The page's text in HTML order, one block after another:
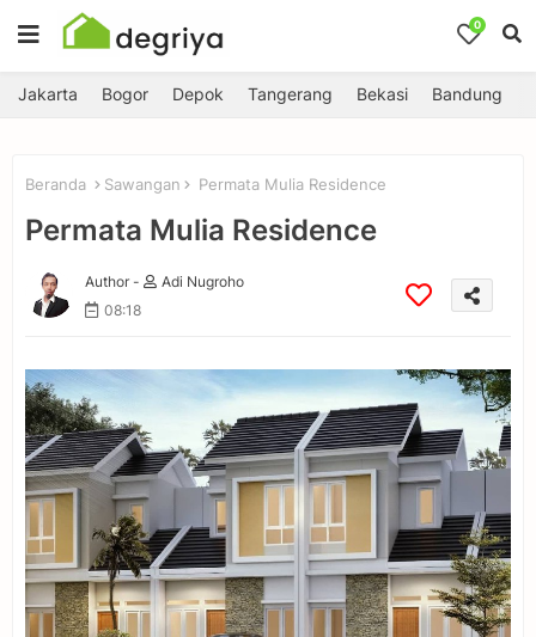
0
Jakarta Bogor Depok Tangerang Bekasi Bandung
Beranda Sawangan Permata Mulia Residence
Permata Mulia Residence
Author -
Adi Nugroho
08:18